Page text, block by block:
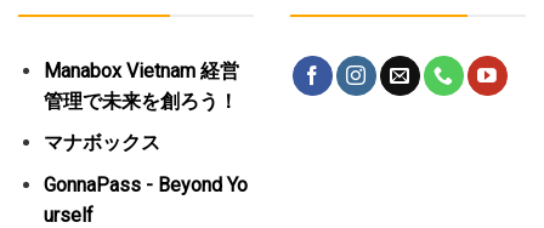
Manabox Vietnam 経営
管理で未来を創ろう！
マナボックス
GonnaPass - Beyond Yo
urself